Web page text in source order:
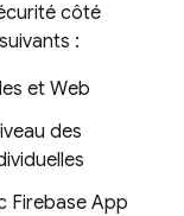
côté
:
et Web
des
Firebase App